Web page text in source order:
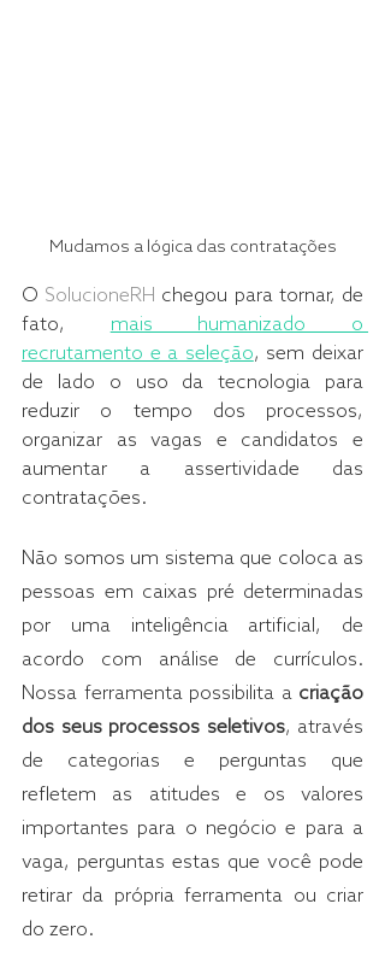
Mudamos a lógica das contratações
O SolucioneRH chegou para tornar, de
fato, mais humanizado o
recrutamento e a seleção, sem deixar
de lado o uso da tecnologia para
reduzir o tempo dos processos,
organizar as vagas e candidatos e
aumentar a assertividade das
contratações.
Não somos um sistema que coloca as
pessoas em caixas pré determinadas
por uma inteligência artificial, de
acordo com análise de currículos.
Nossa ferramenta possibilita a criação
dos seus processos seletivos, através
de categorias e perguntas que
refletem as atitudes e os valores
importantes para o negócio e para a
vaga, perguntas estas que você pode
retirar da própria ferramenta ou criar
do zero.